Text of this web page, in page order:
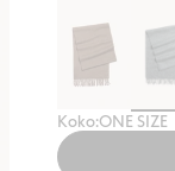
Koko:ONE SIZE